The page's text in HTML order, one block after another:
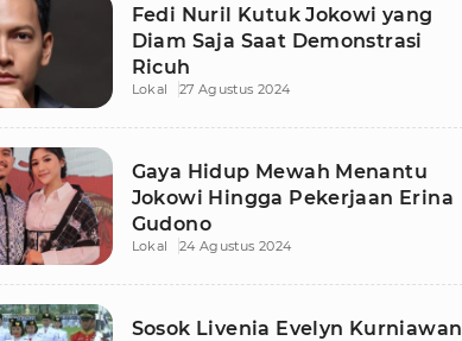
Fedi Nuril Kutuk Jokowi yang
Diam Saja Saat Demonstrasi
Ricuh
Lokal 27 Agustus 2024
Gaya Hidup Mewah Menantu
Jokowi Hingga Pekerjaan Erina
Gudono
Lokal 24 Agustus 2024
Sosok Livenia Evelyn Kurniawan